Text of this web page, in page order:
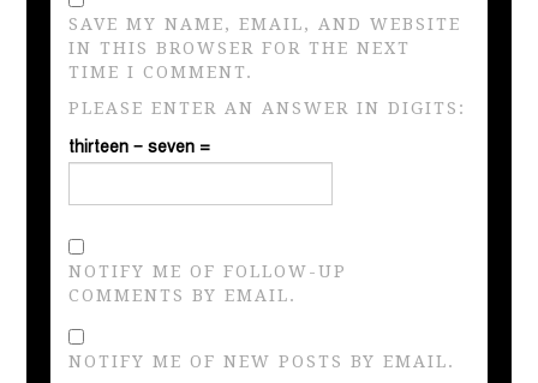
SAVE MY NAME, EMAIL, AND WEBSITE
IN THIS BROWSER FOR THE NEXT
TIME I COMMENT.
PLEASE ENTER AN ANSWER IN DIGITS:
thirteen − seven =
NOTIFY ME OF FOLLOW-UP
COMMENTS BY EMAIL.
NOTIFY ME OF NEW POSTS BY EMAIL.